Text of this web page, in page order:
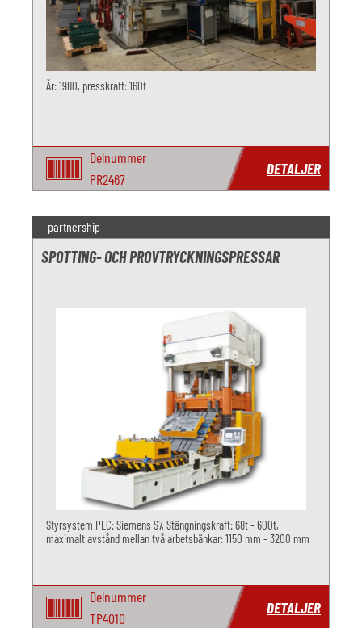
År: 1980, presskraft: 160t
Delnummer
PR2467
DETALJER
partnership
SPOTTING- OCH PROVTRYCKNINGSPRESSAR
Styrsystem PLC: Siemens S7, Stängningskraft: 68t - 600t,
maximalt avstånd mellan två arbetsbänkar: 1150 mm - 3200 mm
Delnummer
TP4010
DETALJER